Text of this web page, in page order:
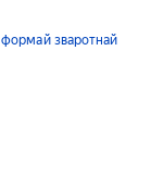
формай зваротнай